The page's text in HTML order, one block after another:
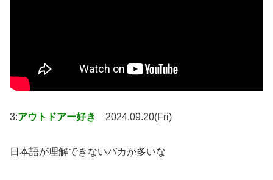
3:アウトドアー好き 2024.09.20(Fri)
日本語が理解できないバカが多いな